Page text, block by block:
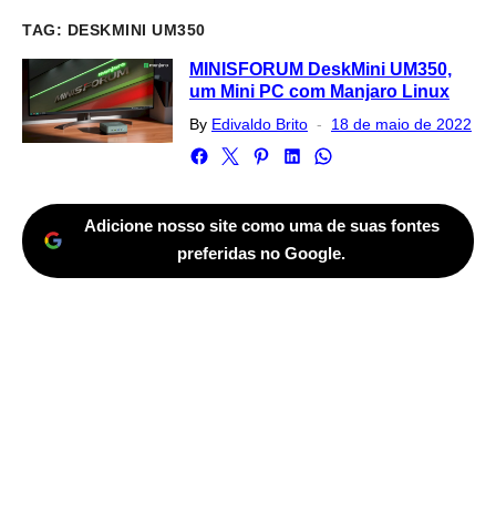
TAG: DESKMINI UM350
MINISFORUM DeskMini UM350,
um Mini PC com Manjaro Linux
By Edivaldo Brito
Posted
18 de maio de 2022
Adicione nosso site como uma de suas fontes
preferidas no Google.